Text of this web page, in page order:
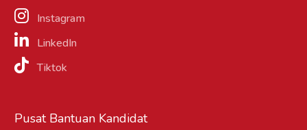
Instagram
LinkedIn
Tiktok
Pusat Bantuan Kandidat